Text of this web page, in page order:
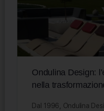
Ondulina Design:
nella
Dal 1996, Ondulina